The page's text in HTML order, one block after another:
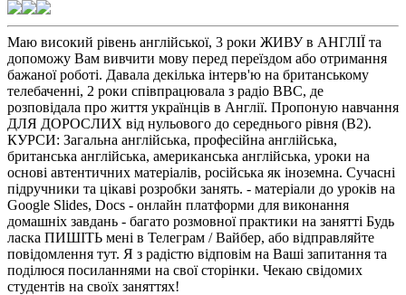
Маю високий рівень англійської, 3 роки ЖИВУ в АНГЛІЇ та
допоможу Вам вивчити мову перед переїздом або отримання
бажаної роботі. Давала декілька інтерв'ю на британському
телебаченні, 2 роки співпрацювала з радіо BBC, де
розповідала про життя українців в Англії. Пропоную навчання
ДЛЯ ДОРОСЛИХ від нульового до середнього рівня (В2).
КУРСИ: Загальна англійська, професійна англійська,
британська англійська, американська англійська, уроки на
основі автентичних матеріалів, російська як іноземна. Сучасні
підручники та цікаві розробки занять. - матеріали до уроків на
Google Slides, Docs - онлайн платформи для виконання
домашніх завдань - багато розмовної практики на занятті Будь
ласка ПИШІТЬ мені в Телеграм / Вайбер, або відправляйте
повідомлення тут. Я з радістю відповім на Ваші запитання та
поділюся посиланнями на свої сторінки. Чекаю свідомих
студентів на своїх заняттях!